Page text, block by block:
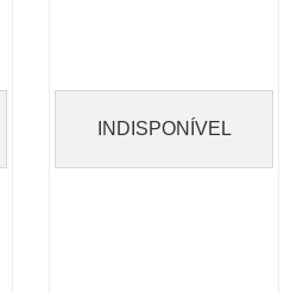
INDISPONÍVEL